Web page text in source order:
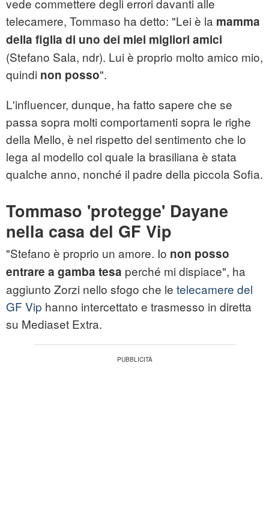
vede commettere degli errori davanti alle
telecamere, Tommaso ha detto: "Lei è la mamma
della figlia di uno dei miei migliori amici
(Stefano Sala, ndr). Lui è proprio molto amico mio,
quindi non posso".
L'influencer, dunque, ha fatto sapere che se
passa sopra molti comportamenti sopra le righe
della Mello, è nel rispetto del sentimento che lo
lega al modello col quale la brasiliana è stata
qualche anno, nonché il padre della piccola Sofia.
Tommaso 'protegge' Dayane
nella casa del GF Vip
"Stefano è proprio un amore. Io non posso
entrare a gamba tesa perché mi dispiace", ha
aggiunto Zorzi nello sfogo che le telecamere del
GF Vip hanno intercettato e trasmesso in diretta
su Mediaset Extra.